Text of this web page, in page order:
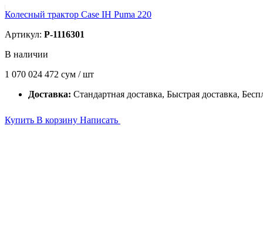
Колесный трактор Case IH Puma 220
Артикул: P-1116301
В наличии
1 070 024 472 сум / шт
Доставка: Стандартная доставка, Быстрая доставка,
Купить В корзину Написать